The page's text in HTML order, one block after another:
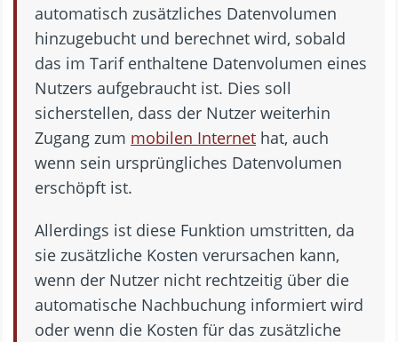
automatisch zusätzliches Datenvolumen
hinzugebucht und berechnet wird, sobald
das im Tarif enthaltene Datenvolumen eines
Nutzers aufgebraucht ist. Dies soll
sicherstellen, dass der Nutzer weiterhin
Zugang zum mobilen Internet hat, auch
wenn sein ursprüngliches Datenvolumen
erschöpft ist.
Allerdings ist diese Funktion umstritten, da
sie zusätzliche Kosten verursachen kann,
wenn der Nutzer nicht rechtzeitig über die
automatische Nachbuchung informiert wird
oder wenn die Kosten für das zusätzliche